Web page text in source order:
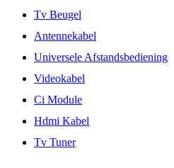
Tv Beugel
Antennekabel
Universele Afstandsbediening
Videokabel
Ci Module
Hdmi Kabel
Tv Tuner